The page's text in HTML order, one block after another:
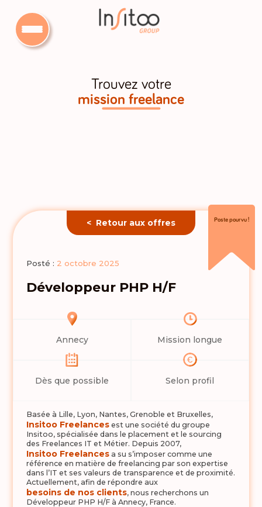
Trouvez votre
mission freelance
< Retour aux offres Poste pourvu !
Posté : 2 octobre 2025
Développeur PHP H/F
Annecy Mission longue
Dès que possible Selon profil
Basée à Lille, Lyon, Nantes, Grenoble et Bruxelles,
Insitoo Freelancesest une société du groupe
Insitoo, spécialisée dans le placement et le sourcing
des Freelances IT et Métier. Depuis 2007,
Insitoo Freelancesa su s’imposer comme une
référence en matière de freelancing par son expertise
dans l’IT et ses valeurs de transparence et de proximité.
Actuellement, afin de répondre aux
besoins de nos clients, nous recherchons un
Développeur PHP H/F à Annecy, France.